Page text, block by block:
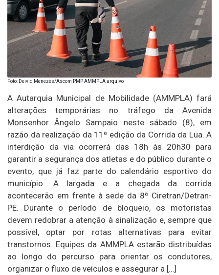
Foto: Deivid Menezes/Ascom PMP AMMPLA arquivo
A Autarquia Municipal de Mobilidade (AMMPLA) fará
alterações temporárias no tráfego da Avenida
Monsenhor Ângelo Sampaio neste sábado (8), em
razão da realização da 11ª edição da Corrida da Lua. A
interdição da via ocorrerá das 18h às 20h30 para
garantir a segurança dos atletas e do público durante o
evento, que já faz parte do calendário esportivo do
município. A largada e a chegada da corrida
acontecerão em frente à sede da 8ª Ciretran/Detran-
PE. Durante o período de bloqueio, os motoristas
devem redobrar a atenção à sinalização e, sempre que
possível, optar por rotas alternativas para evitar
transtornos. Equipes da AMMPLA estarão distribuídas
ao longo do percurso para orientar os condutores,
organizar o fluxo de veículos e assegurar a […]